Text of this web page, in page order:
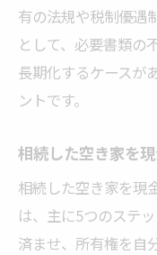
有の法規や税制優遇
として、必要書類の
長期化するケースが
ントです。
相続した空き家を
相続した空き家を現
は、主に5つのステ
済ませ、所有権を自